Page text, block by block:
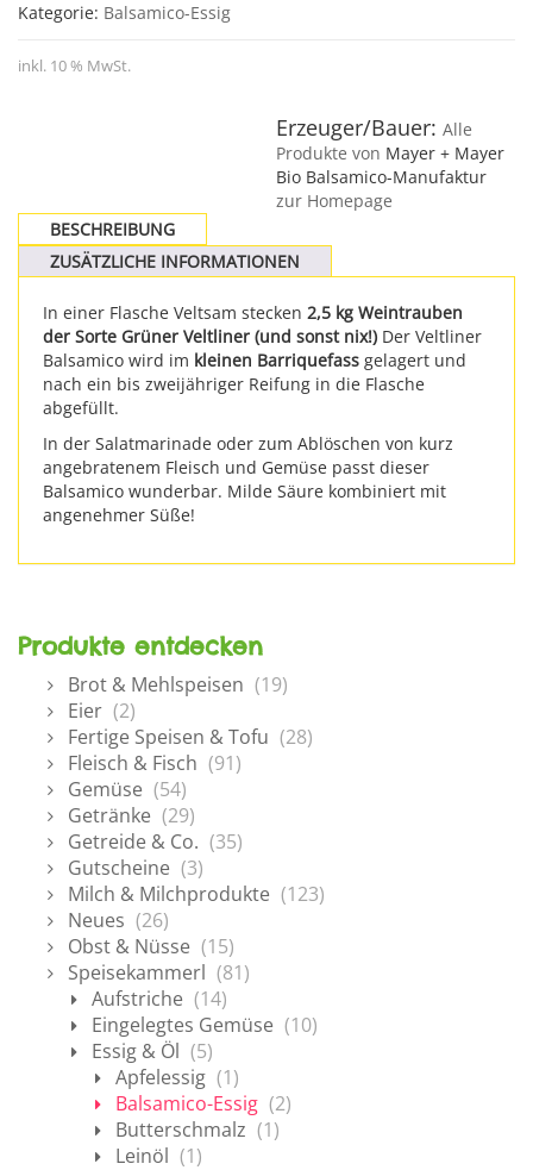
Kategorie: Balsamico-Essig
inkl. 10 % MwSt.
Erzeuger/Bauer:Alle
Produkte von Mayer + Mayer
Bio Balsamico-Manufaktur
zur Homepage
BESCHREIBUNG
ZUSÄTZLICHE INFORMATIONEN
In einer Flasche Veltsam stecken 2,5 kg Weintrauben
der Sorte Grüner Veltliner (und sonst nix!) Der Veltliner
Balsamico wird im kleinen Barriquefass gelagert und
nach ein bis zweijähriger Reifung in die Flasche
abgefüllt.
In der Salatmarinade oder zum Ablöschen von kurz
angebratenem Fleisch und Gemüse passt dieser
Balsamico wunderbar. Milde Säure kombiniert mit
angenehmer Süße!
Produkte entdecken
Brot & Mehlspeisen (19)
Eier (2)
Fertige Speisen & Tofu (28)
Fleisch & Fisch (91)
Gemüse (54)
Getränke (29)
Getreide & Co. (35)
Gutscheine (3)
Milch & Milchprodukte (123)
Neues (26)
Obst & Nüsse (15)
Speisekammerl (81)
Aufstriche (14)
Eingelegtes Gemüse (10)
Essig & Öl (5)
Apfelessig (1)
Balsamico-Essig (2)
Butterschmalz (1)
Leinöl (1)